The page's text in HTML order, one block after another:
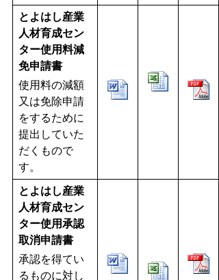
とよはし産業
人材育成セン
ター使用料減
免申請書
使用料の減額
又は免除申請
をするために
提出していた
だくもので
す。
とよはし産業
人材育成セン
ター使用承認
取消申請書
承認を得てい
るものに対し